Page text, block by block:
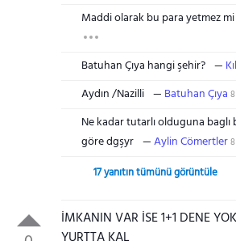
Maddi olarak bu para yetmez mi
Batuhan Çıya hangi şehir?
Aydın /Nazilli Batuhan Çıya
Ne kadar tutarlı olduguna baglı
göre dgşyr
Aylin Cömertler
17 yanıtın tümünü görüntüle
İMKANIN VAR İSE 1+1 DENE